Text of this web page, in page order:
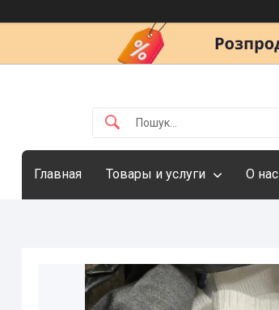
Главная Товары и услуги О нас